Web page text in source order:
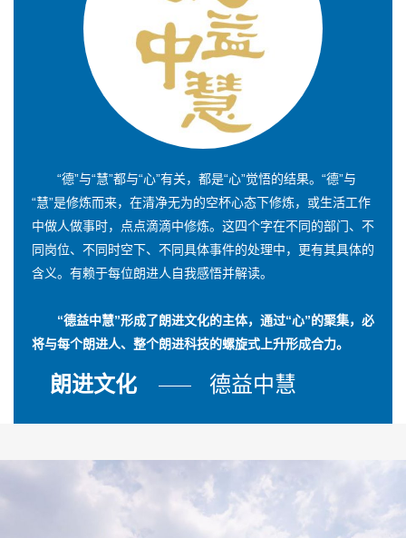
“德”与“慧”都与“心”有关，都是“心”觉悟的结果。“德”与
“慧”是修炼而来，在清净无为的空杯心态下修炼，或生活工作
中做人做事时，点点滴滴中修炼。这四个字在不同的部门、不
同岗位、不同时空下、不同具体事件的处理中，更有其具体的
含义。有赖于每位朗进人自我感悟并解读。
“德益中慧”形成了朗进文化的主体，通过“心”的聚集，必
将与每个朗进人、整个朗进科技的螺旋式上升形成合力。
朗进文化 德益中慧